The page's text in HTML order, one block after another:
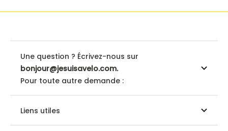
Une question ? Écrivez-nous sur
bonjour@jesuisavelo.com.
Pour toute autre demande :
Liens utiles